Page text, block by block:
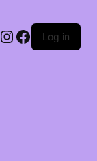
Log in